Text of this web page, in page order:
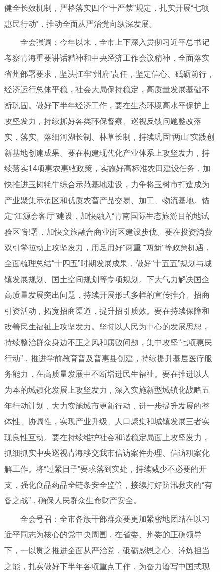
健全长效机制，严格落实四个“十严禁”规定，扎实开展“七项
惠民行动”，推动全面从严治党向纵深发展。
全会强调：今年以来，全市上下深入贯彻习近平总书记
考察青海重要讲话精神和中央经济工作会议精神，全面落实
省州部署要求，坚决扛牢“州府”责任，坚定信心、砥砺前行，
经济运行总体平稳，社会大局保持稳定，高质量发展基础不
断巩固。做好下半年经济工作，要在生态环境高水平保护上
攻坚发力，持续抓好各类环保督察、巡视反馈问题整改落
实，落实、落细河湖长制、林草长制，持续巩固“两山”实践创
新基地创建成果。要在构建现代化产业体系上攻坚发力，持
续落实14项惠农惠牧政策，实施好高标准农田建设任务，加
快推进玉树牦牛综合示范基地建设，力争将玉树市打造成为
产业聚集示范区和优质农畜产品交易、加工、物流基地。锚
定“江源会客厅”建设，加快融入“青南国际生态旅游目的地试
验区”部署，加快文旅融合商业街区建设步伐。要在投资消费
双引擎拉动上攻坚发力，用足用好“两重”“两新”等政策机遇，
全面梳理总结“十四五”时期发展成果，做好“十五五”规划与城
镇发展规划、国土空间规划等专项规划。下大气力解决国企
高质量发展突出问题，持续开展形式多样的宣传推介、招商
引资活动，拓宽招商渠道，提升招引质效。要在持续保障和
改善民生福祉上攻坚发力。坚持以人民为中心的发展思想，
持续整治群众身边不正之风和腐败问题，集中攻坚“七项惠民
行动”，推进学前教育普及普惠县创建，持续提升基层医疗服
务能力，在高质量发展中不断增进民生福祉。要在推进以人
为本的城镇化发展上攻坚发力，深入实施新型城镇化战略五
年行动计划，大力实施城市更新行动，进一步提升发展的整
体性、协调性，实现产业升级、人口聚集和城镇发展三者实
现良性互动。要在持续维护社会和谐稳定局面上攻坚发力，
抓细抓实中央巡视青海移交我市信访案件办理、信访积案化
解工作。将“过紧日子”要求落到实处，持续减少不必要的开
支，强化食品药品全链条安全监管，接续打好防汛救灾的“有
备之战”，确保人民群众生命财产安全。
全会号召：全市各族干部群众要更加紧密地团结在以习
近平同志为核心的党中央周围，在省委、州委的正确领导
下，一以贯之推进全面从严治党，砥砺感恩之心、淬炼担当
之能，扎实做好下半年各项重点工作，为奋力谱写中国式现